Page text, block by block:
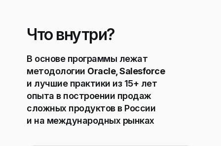
Что внутри?
В основе программы лежат
методологии Oracle, Salesforce
и лучшие практики из 15+ лет
опыта в построении продаж
сложных продуктов в России
и на международных рынках